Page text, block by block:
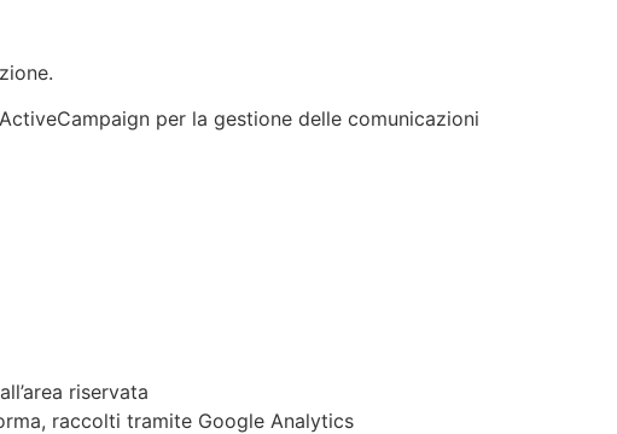
per la gestione delle comunicazioni
riservata
raccolti tramite Google Analytics